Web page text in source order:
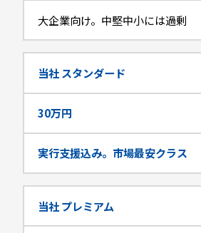
大企業向け。中堅中小には過剰
当社 スタンダード
30万円
実行支援込み。市場最安クラス
当社 プレミアム